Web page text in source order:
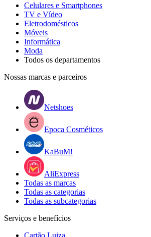
Celulares e Smartphones
TV e Vídeo
Eletrodomésticos
Móveis
Informática
Moda
Todos os departamentos
Nossas marcas e parceiros
Netshoes
Epoca Cosméticos
KaBuM!
AliExpress
Todas as marcas
Todas as categorias
Todas as subcategorias
Serviços e benefícios
Cartão Luiza